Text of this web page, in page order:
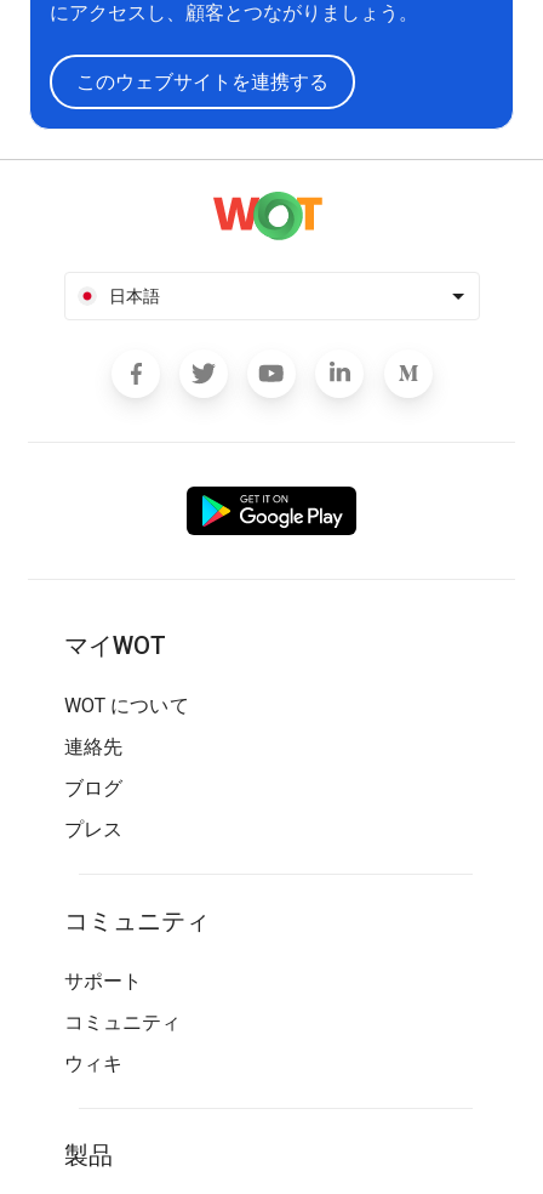
にアクセスし、顧客とつながりましょう。
このウェブサイトを連携する
日本語
マイWOT
WOT について
連絡先
ブログ
プレス
コミュニティ
サポート
コミュニティ
ウィキ
製品